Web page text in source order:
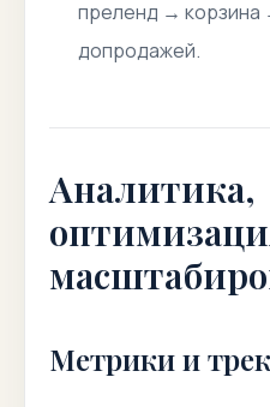
преленд → корзина
допродажей.
Аналитика,
Метрики и